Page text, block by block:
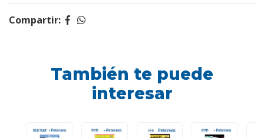
Compartir:
También te puede
interesar